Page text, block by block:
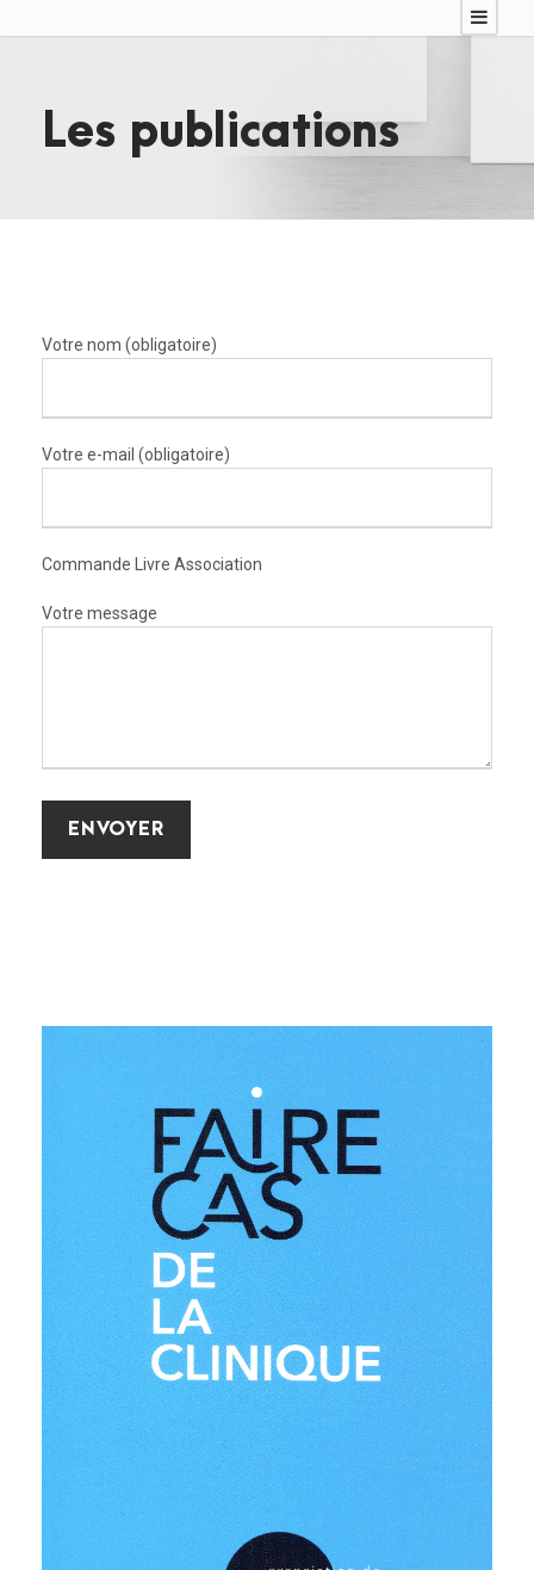
Les publications
Votre nom (obligatoire)
Votre e-mail (obligatoire)
Commande Livre Association
Votre message